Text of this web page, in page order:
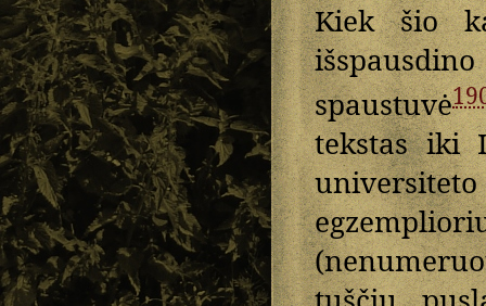
Kiek šio
spaustuvė
tekstas iki